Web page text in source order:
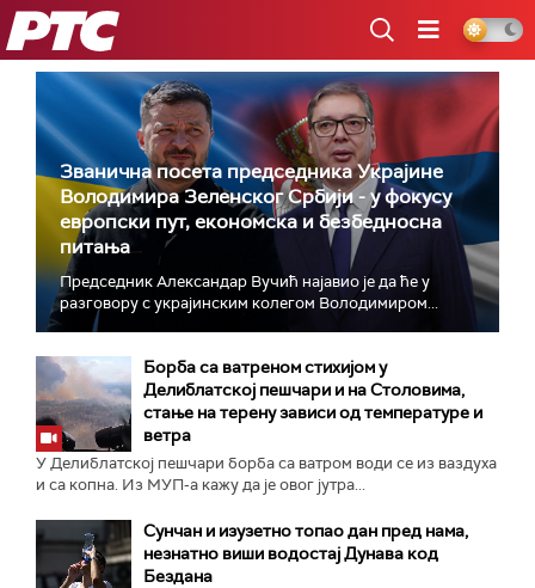
РТС
Званична посета председника Украјине
Володимира Зеленског Србији - у фокусу
европски пут, економска и безбедносна
питања
Председник Александар Вучић најавио је да ће у
разговору с украјинским колегом Володимиром...
Борба са ватреном стихијом у
Делиблатској пешчари и на Столовима,
стање на терену зависи од температуре и
ветра
У Делиблатској пешчари борба са ватром води се из ваздуха
и са копна. Из МУП-а кажу да је овог јутра...
Сунчан и изузетно топао дан пред нама,
незнатно виши водостај Дунава код
Бездана